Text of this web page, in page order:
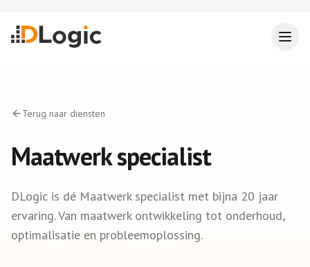
Terug naar diensten
Maatwerk specialist
DLogic is dé Maatwerk specialist met bijna 20 jaar
ervaring. Van maatwerk ontwikkeling tot onderhoud,
optimalisatie en probleemoplossing.